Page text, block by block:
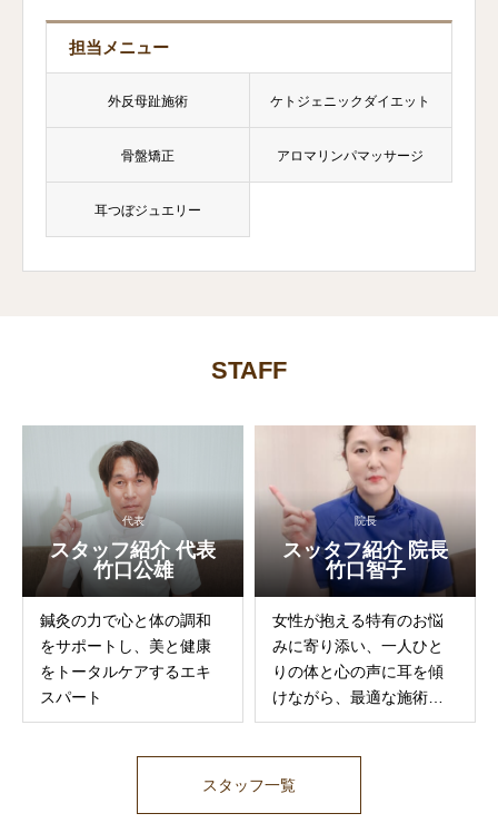
担当メニュー
外反母趾施術 ケトジェニックダイエット
骨盤矯正 アロマリンパマッサージ
耳つぼジュエリー
STAFF
代表
スタッフ紹介 代表
竹口公雄
鍼灸の力で心と体の調和
をサポートし、美と健康
をトータルケアするエキ
スパート
院長
スッタフ紹介 院長
竹口智子
女性が抱える特有のお悩
みに寄り添い、一人ひと
りの体と心の声に耳を傾
けながら、最適な施術を
提供しています。
スタッフ一覧